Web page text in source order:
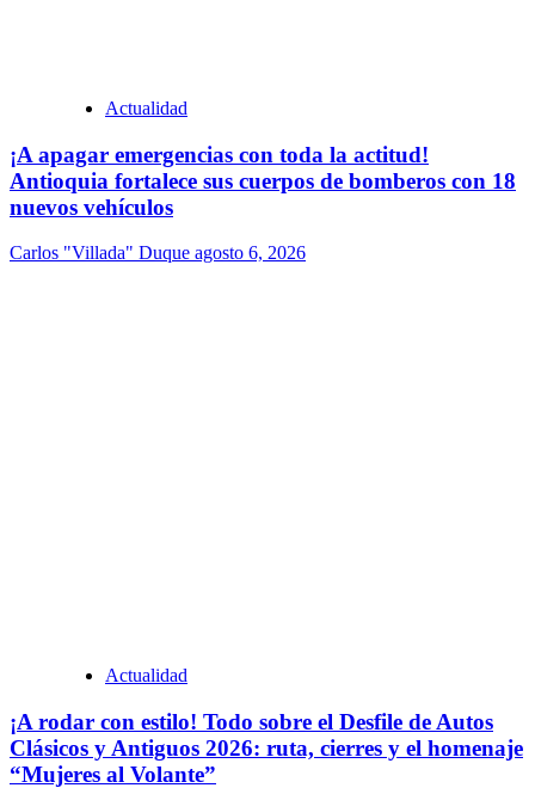
Actualidad
¡A apagar emergencias con toda la actitud!
Antioquia fortalece sus cuerpos de bomberos con 18
nuevos vehículos
Carlos "Villada" Duque agosto 6, 2026
Actualidad
¡A rodar con estilo! Todo sobre el Desfile de Autos
Clásicos y Antiguos 2026: ruta, cierres y el homenaje
“Mujeres al Volante”